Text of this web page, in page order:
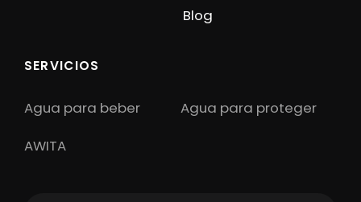
Blog
SERVICIOS
Agua para beber
Agua para proteger
AWITA